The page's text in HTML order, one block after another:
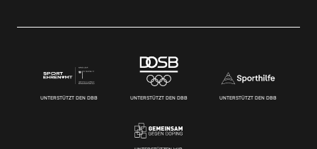
UNTERSTÜTZT DEN DBB UNTERSTÜTZT DEN DBB UNTERSTÜTZT DEN DBB